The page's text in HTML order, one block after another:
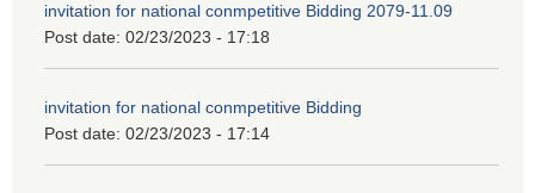
invitation for national conmpetitive Bidding 2079-11.09
Post date: 02/23/2023 - 17:18
invitation for national conmpetitive Bidding
Post date: 02/23/2023 - 17:14